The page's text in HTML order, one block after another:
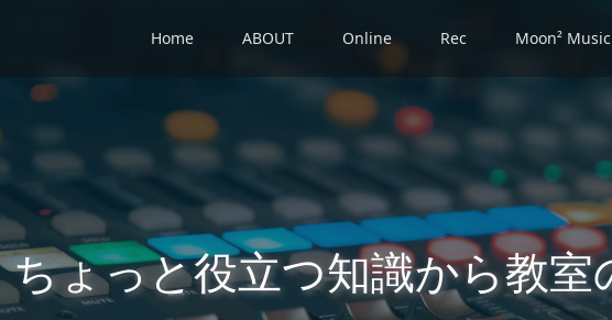
Home ABOUT Online Rec Moon²
ちょっと役立つ知識から教室